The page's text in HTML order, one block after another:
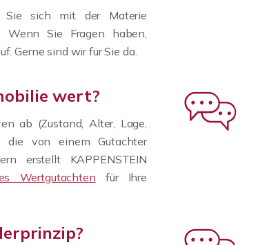
Sie sich mit der Materie
Wenn Sie Fragen haben,
Gerne sind wir für Sie da.
wert?
ab (Zustand, Alter, Lage,
die von einem Gutachter
erstellt KAPPENSTEIN
Wertgutachten für Ihre